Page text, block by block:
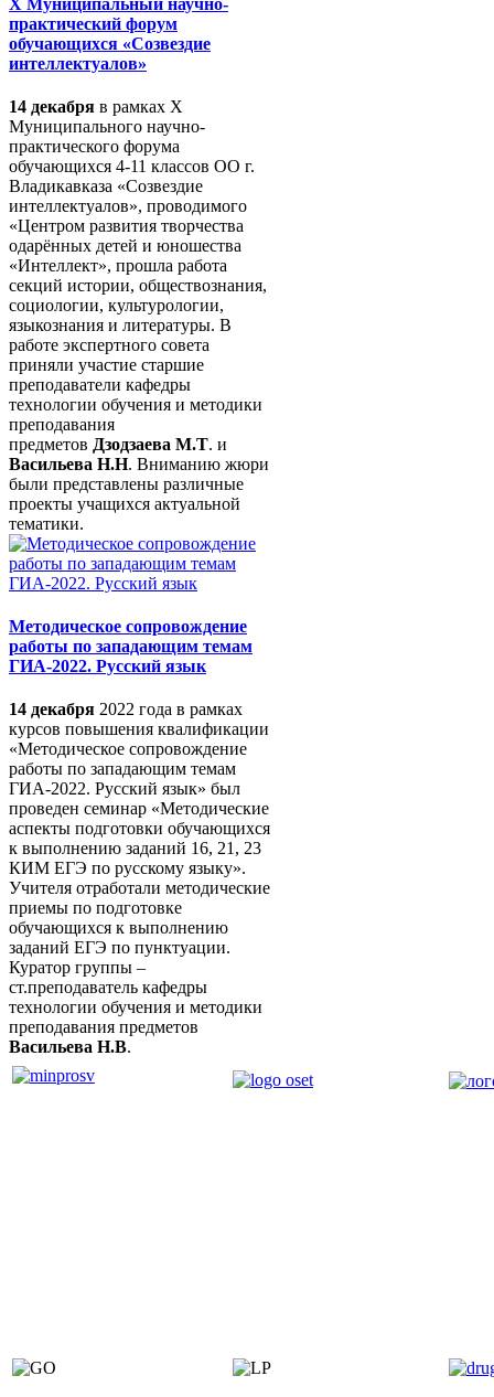
практический форум
обучающихся «Созвездие
интеллектуалов»
14 декабря в рамках X
Муниципального научно-
практического форума
обучающихся 4-11 классов ОО г.
Владикавказа «Созвездие
интеллектуалов», проводимого
«Центром развития творчества
одарённых детей и юношества
«Интеллект», прошла работа
секций истории, обществознания,
социологии, культурологии,
языкознания и литературы. В
работе экспертного совета
приняли участие старшие
преподаватели кафедры
технологии обучения и методики
преподавания
предметов Дзодзаева М.Т. и
Васильева Н.Н. Вниманию жюри
были представлены различные
проекты учащихся актуальной
тематики.
Методическое сопровождение
работы по западающим темам
ГИА-2022. Русский язык
14 декабря 2022 года в рамках
курсов повышения квалификации
«Методическое сопровождение
работы по западающим темам
ГИА-2022. Русский язык» был
проведен семинар «Методические
аспекты подготовки обучающихся
к выполнению заданий 16, 21, 23
КИМ ЕГЭ по русскому языку».
Учителя отработали методические
приемы по подготовке
обучающихся к выполнению
заданий ЕГЭ по пунктуации.
Куратор группы –
ст.преподаватель кафедры
технологии обучения и методики
преподавания предметов
Васильева Н.В.